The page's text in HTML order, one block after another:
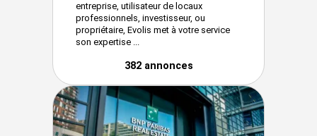
entreprise, utilisateur de locaux
professionnels, investisseur, ou
propriétaire, Evolis met à votre service
son expertise ...
382 annonces